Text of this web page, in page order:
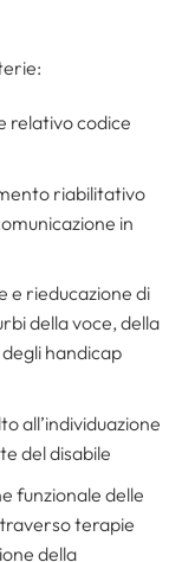
relativo codice
riabilitativo
in
e rieducazione di
della voce, della
handicap
all’individuazione
del disabile
funzionale delle
terapie
della